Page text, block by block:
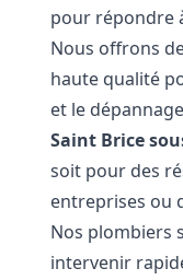
pour répondre
Nous offrons
haute qualité
et le
Saint Brice
soit pour des
entreprises ou
Nos plombiers
intervenir